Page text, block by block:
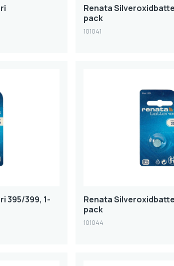
Renata
pack
101041
395/399, 1-
Renata
pack
101044